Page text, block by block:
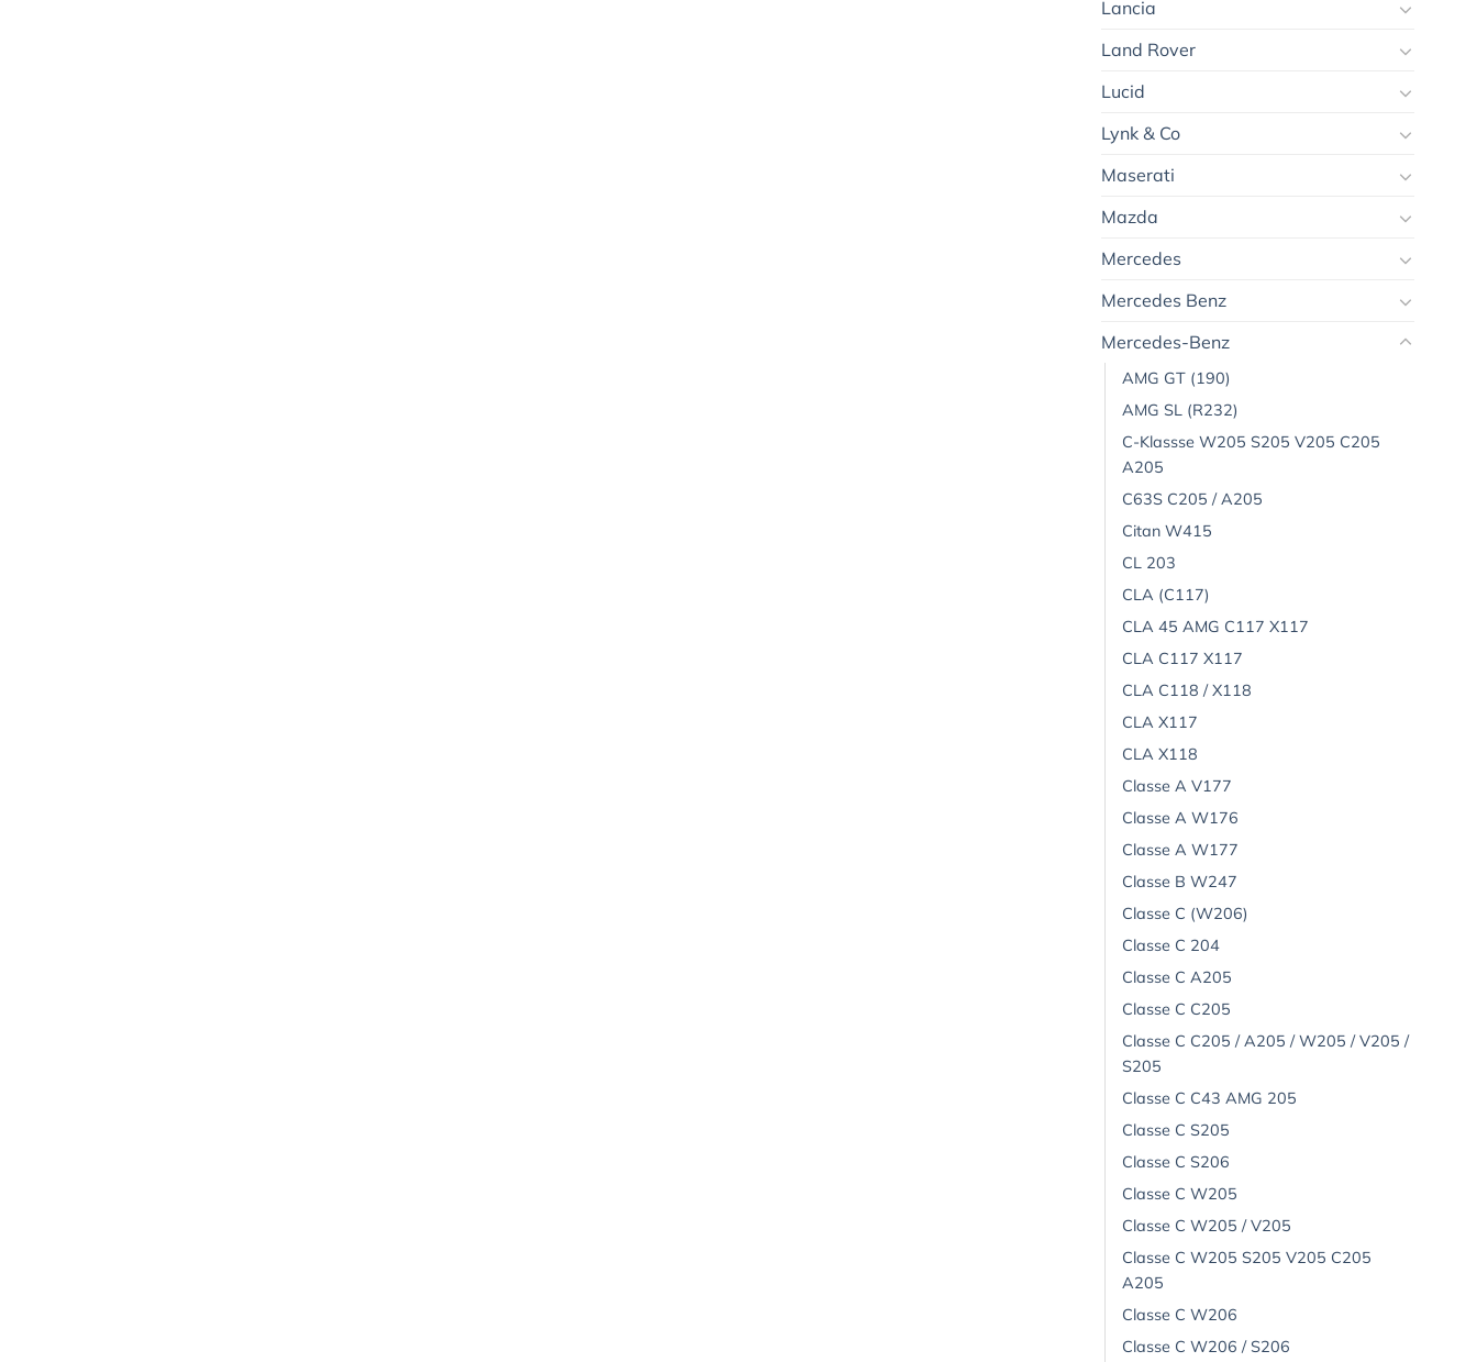
Lancia
Land Rover
Lucid
Lynk & Co
Maserati
Mazda
Mercedes
Mercedes Benz
Mercedes-Benz
AMG GT (190)
AMG SL (R232)
C-Klassse W205 S205 V205 C205
A205
C63S C205 / A205
Citan W415
CL 203
CLA (C117)
CLA 45 AMG C117 X117
CLA C117 X117
CLA C118 / X118
CLA X117
CLA X118
Classe A V177
Classe A W176
Classe A W177
Classe B W247
Classe C (W206)
Classe C 204
Classe C A205
Classe C C205
Classe C C205 / A205 / W205 / V205 /
S205
Classe C C43 AMG 205
Classe C S205
Classe C S206
Classe C W205
Classe C W205 / V205
Classe C W205 S205 V205 C205
A205
Classe C W206
Classe C W206 / S206